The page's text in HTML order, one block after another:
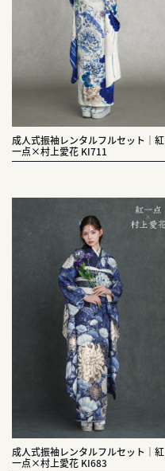
成人式振袖レンタルフルセット｜紅
一点×村上愛花 KI711
成人式振袖レンタルフルセット｜紅
一点×村上愛花 KI683